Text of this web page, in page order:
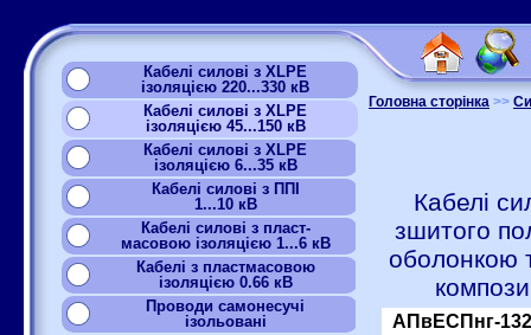
Кабелі силові з XLPE
ізоляцією 220...330 кВ
Кабелі силові з XLPE
ізоляцією 45...150 кВ
Кабелі силові з XLPE
ізоляцією 6...35 кВ
Кабелі силові з ППІ
1...10 кВ
Кабелі силові з пласт-
масовою ізоляцією 1...6 кВ
Кабелі з пластмасовою
ізоляцією 0.66 кВ
Проводи самонесучі
ізольовані
Головна сторінка >>
Кабелі
зшитого
оболонкою
АПвЕСПнг-